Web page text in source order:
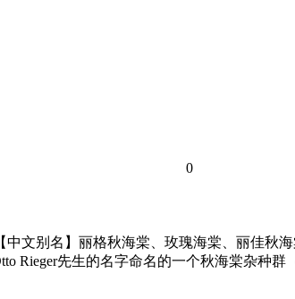
0
文别名】丽格秋海棠、玫瑰海棠、丽
先生的名字命名的一个秋海棠杂种群（